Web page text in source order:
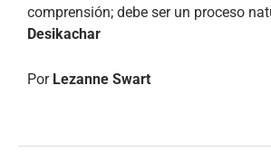
comprensión; debe ser un proceso
Desikachar
Por Lezanne Swart